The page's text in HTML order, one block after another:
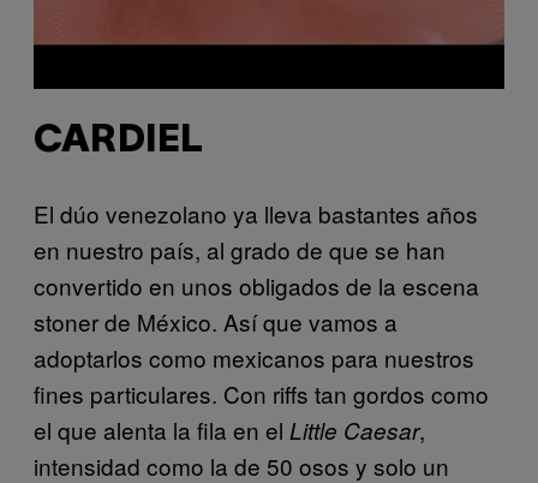
CARDIEL
El dúo venezolano ya lleva bastantes años
en nuestro país, al grado de que se han
convertido en unos obligados de la escena
stoner de México. Así que vamos a
adoptarlos como mexicanos para nuestros
fines particulares. Con riffs tan gordos como
el que alenta la fila en el Little Caesar,
intensidad como la de 50 osos y solo un